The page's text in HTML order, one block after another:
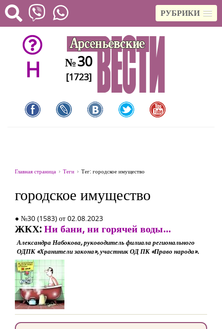
РУБРИКИ
H №30
[1723]
Главная страница Теги Тег: городское имущество
городское имущество
● №30 (1583) от 02.08.2023
ЖКХ:Ни бани, ни горячей воды…
Александра Набокова, руководитель филиала регионального
ОДПК «Хранители закона», участник ОД ПК «Право народа».